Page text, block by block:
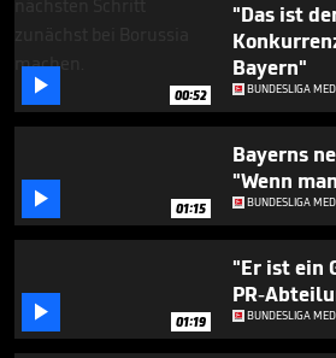
 00:52
"Das ist
Bayern"
BUNDESLIGA
 01:15
Bayerns
"Wenn
BUNDESLIGA
 01:19
"Er ist ein
PR-
BUNDESLIGA